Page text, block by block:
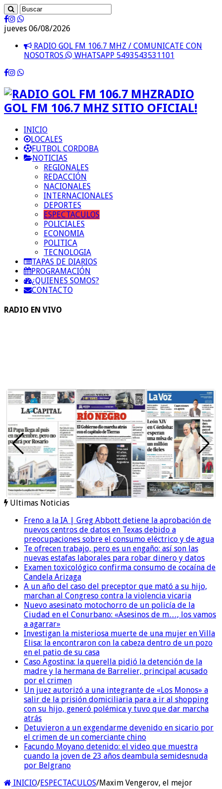
jueves 06/08/2026
RADIO GOL FM 106.7 MHZ / COMUNICATE CON
NOSOTROS
WHATSAPP 5493543531101
RADIO
GOL FM 106.7 MHZ SITIO OFICIAL!
INICIO
LOCALES
FUTBOL CORDOBA
NOTICIAS
REGIONALES
REDACCIÓN
NACIONALES
INTERNACIONALES
DEPORTES
ESPECTACULOS
POLICIALES
ECONOMIA
POLITICA
TECNOLOGIA
TAPAS DE DIARIOS
PROGRAMACIÓN
¿QUIENES SOMOS?
CONTACTO
RADIO EN VIVO
Ultimas Noticias
Freno a la IA | Greg Abbott detiene la aprobación de
nuevos centros de datos en Texas debido a
preocupaciones sobre el consumo eléctrico y de agua
Te ofrecen trabajo, pero es un engaño: así son las
nuevas estafas laborales para robar dinero y datos
Examen toxicológico confirma consumo de cocaína de
Candela Arizaga
A un año del caso del preceptor que mató a su hijo,
marchan al Congreso contra la violencia vicaria
Nuevo asesinato motochorro de un policía de la
Ciudad en el Conurbano: «Asesinos de m…, los vamos
a agarrar»
Investigan la misteriosa muerte de una mujer en Villa
Elisa: la encontraron con la cabeza dentro de un pozo
en el patio de su casa
Caso Agostina: la querella pidió la detención de la
madre y la hermana de Barrelier, principal acusado
por el crimen
Un juez autorizó a una integrante de «Los Monos» a
salir de la prisión domiciliaria para a ir al shopping
con su hijo, generó polémica y tuvo que dar marcha
atrás
Detuvieron a un exgendarme devenido en sicario por
el crimen de un comerciante chino
Facundo Moyano detenido: el video que muestra
cuando la joven de 23 años deambula semidesnuda
por Belgrano
INICIO/ESPECTACULOS/Maxim Vengerov, el mejor